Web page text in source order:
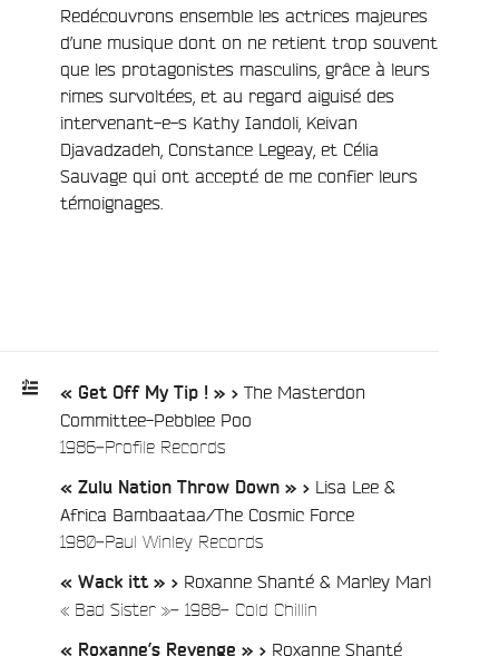
Redécouvrons ensemble les actrices majeures
d’une musique dont on ne retient trop souvent
que les protagonistes masculins, grâce à leurs
rimes survoltées, et au regard aiguisé des
intervenant-e-s Kathy Iandoli, Keivan
Djavadzadeh, Constance Legeay, et Célia
Sauvage qui ont accepté de me confier leurs
témoignages.
Playlist
« Get Off My Tip ! » > The Masterdon
Committee-Pebblee Poo
1986-Profile Records/
« Zulu Nation Throw Down » > Lisa Lee &
Africa Bambaataa/The Cosmic Force
1980-Paul Winley Records/
« Wack itt » > Roxanne Shanté & Marley Marl
« Bad Sister »- 1988- Cold Chillin
« Roxanne’s Revenge » > Roxanne Shanté